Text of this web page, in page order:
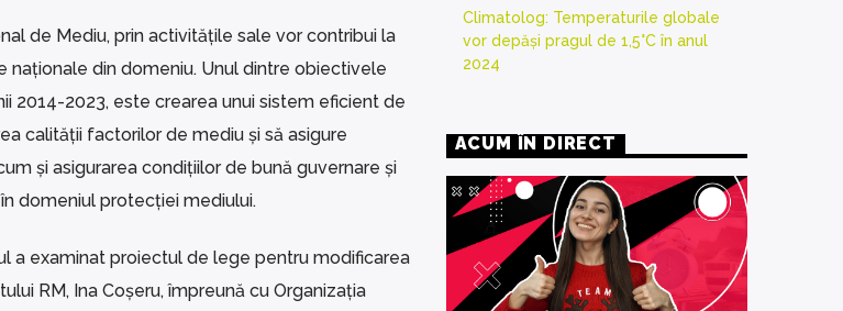
de Mediu, prin activitățile sale vor contribui la
din domeniu. Unul dintre obiectivele
2014-2023, este crearea unui sistem eficient de
calității factorilor de mediu și să asigure
și asigurarea condițiilor de bună guvernare și
domeniul protecției mediului.
a examinat proiectul de lege pentru modificarea
RM, Ina Coșeru, împreună cu Organizația
Climatolog: Temperaturile globale
vor depăși pragul de 1,5°C în anul
2024
ACUM ÎN DIRECT